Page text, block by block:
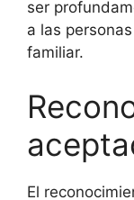
ser
a las
familiar.
El